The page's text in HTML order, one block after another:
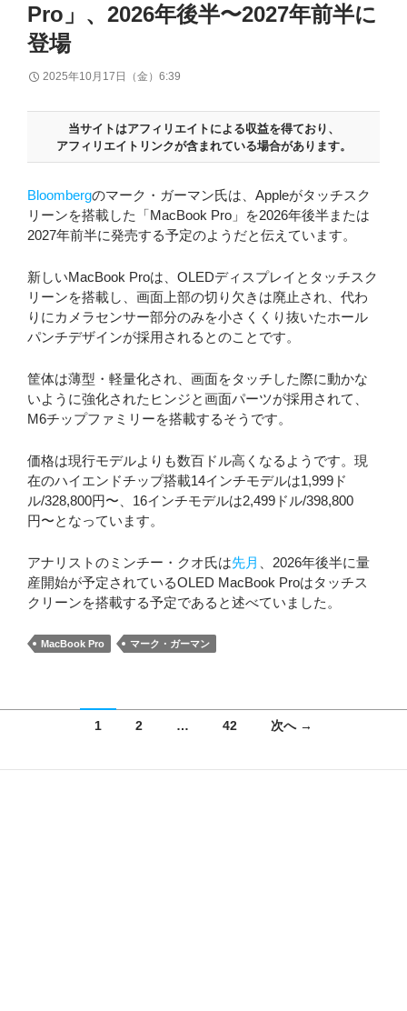
Pro」、2026年後半〜2027年前半に
登場
2025年10月17日（金）6:39
当サイトはアフィリエイトによる収益を得ており、
アフィリエイトリンクが含まれている場合があります。
Bloombergのマーク・ガーマン氏は、Appleがタッチスク
リーンを搭載した「MacBook Pro」を2026年後半または
2027年前半に発売する予定のようだと伝えています。
新しいMacBook Proは、OLEDディスプレイとタッチスク
リーンを搭載し、画面上部の切り欠きは廃止され、代わ
りにカメラセンサー部分のみを小さくくり抜いたホール
パンチデザインが採用されるとのことです。
筐体は薄型・軽量化され、画面をタッチした際に動かな
いように強化されたヒンジと画面パーツが採用されて、
M6チップファミリーを搭載するそうです。
価格は現行モデルよりも数百ドル高くなるようです。現
在のハイエンドチップ搭載14インチモデルは1,999ド
ル/328,800円〜、16インチモデルは2,499ドル/398,800
円〜となっています。
アナリストのミンチー・クオ氏は先月
、2026年後半に量
産開始が予定されているOLED MacBook Proはタッチス
クリーンを搭載する予定であると述べていました。
MacBook Pro マーク・ガーマン
1 2 … 42 次へ →